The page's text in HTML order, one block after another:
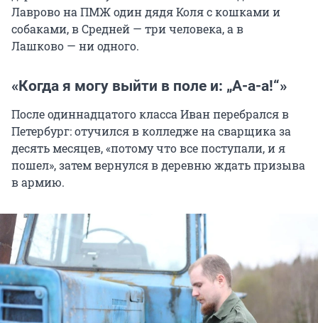
Лаврово на ПМЖ один дядя Коля с кошками и
собаками, в Средней — три человека, а в
Лашково — ни одного.
«Когда я могу выйти в поле и: „А-а-а!“»
После одиннадцатого класса Иван перебрался в
Петербург: отучился в колледже на сварщика за
десять месяцев, «потому что все поступали, и я
пошел», затем вернулся в деревню ждать призыва
в армию.